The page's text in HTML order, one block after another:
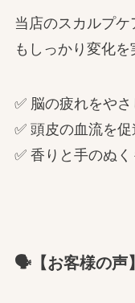
当店のスカルプ
もしっかり変化を
✅ 脳の疲れをや
✅ 頭皮の血流を
✅ 香りと手のぬ
🗣【お客様の声】